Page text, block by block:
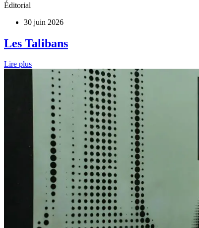
Éditorial
30 juin 2026
Les Talibans
Lire plus